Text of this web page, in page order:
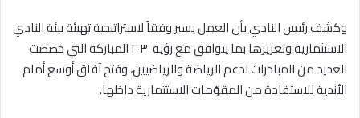
وكشف رئيس النادي بأن العمل يسير وفقاً لاستراتيجية تهيئة بيئة النادي
الاستثمارية وتعزيزها بما يتوافق مع رؤية ٢٠٣٠ المباركة التي خصصت
العديد من المبادرات لدعم الرياضة والرياضيين، وفتح آفاق أوسع أمام
الأندية للاستفادة من المقوّمات الاستثمارية داخلها.